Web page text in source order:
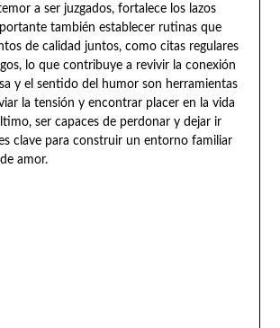
a ser juzgados, fortalece los lazos
también establecer rutinas que
de calidad juntos, como citas regulares
lo que contribuye a revivir la conexión
y el sentido del humor son herramientas
la tensión y encontrar placer en la vida
ser capaces de perdonar y dejar ir
clave para construir un entorno familiar
amor.